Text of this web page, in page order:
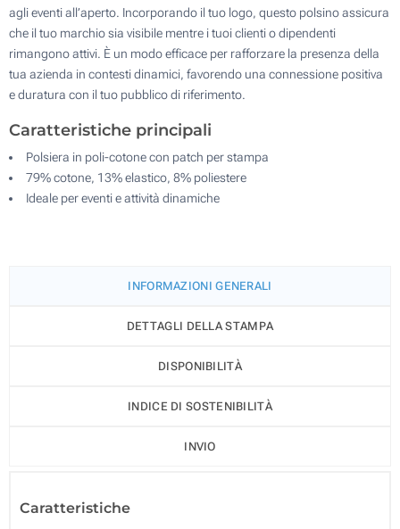
agli eventi all’aperto. Incorporando il tuo logo, questo polsino assicura
che il tuo marchio sia visibile mentre i tuoi clienti o dipendenti
rimangono attivi. È un modo efficace per rafforzare la presenza della
tua azienda in contesti dinamici, favorendo una connessione positiva
e duratura con il tuo pubblico di riferimento.
Caratteristiche principali
Polsiera in poli-cotone con patch per stampa
79% cotone, 13% elastico, 8% poliestere
Ideale per eventi e attività dinamiche
INFORMAZIONI GENERALI
DETTAGLI DELLA STAMPA
DISPONIBILITÀ
INDICE DI SOSTENIBILITÀ
INVIO
Caratteristiche